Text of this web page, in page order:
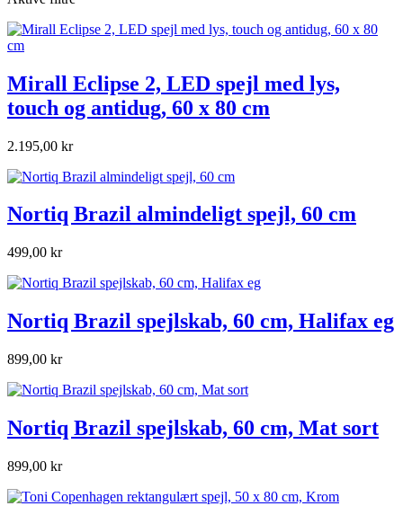
Mirall Eclipse 2, LED spejl med lys,
touch og antidug, 60 x 80 cm
2.195,00 kr
Nortiq Brazil almindeligt spejl, 60 cm
499,00 kr
Nortiq Brazil spejlskab, 60 cm, Halifax eg
899,00 kr
Nortiq Brazil spejlskab, 60 cm, Mat sort
899,00 kr